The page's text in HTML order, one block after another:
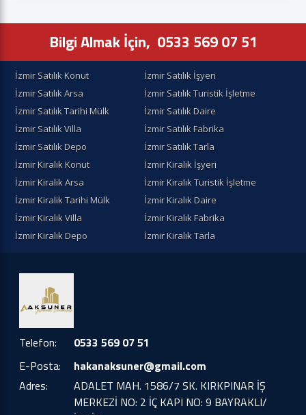
Bilgi Almak İçin, 0533 569 07 51
İzmir Satılık Konut
İzmir Satılık İşyeri
İzmir Satılık Arsa
İzmir Satılık Turistik İşletme
İzmir Satılık Tarihi Mülk
İzmir Satılık Daire
İzmir Satılık Villa
İzmir Satılık Fabrika
İzmir Satılık Depo
İzmir Satılık Tarla
İzmir Kiralık Konut
İzmir Kiralik İşyeri
İzmir Kiralik Arsa
İzmir Kiralık Turistik İşletme
İzmir Kiralik Tarihi Mülk
İzmir Kiralık Daire
İzmir Kiralık Villa
İzmir Kiralık Fabrika
İzmir Kiralık Depo
İzmir Kiralık Tarla
Telefon:
0533 569 07 51
E-Posta:
hakanaksuner@gmail.com
Adres:
ADALET MAH. 1586/7 SK. KIRKPINAR İŞ
MERKEZİ NO: 2 İÇ KAPI NO: 9 BAYRAKLI/